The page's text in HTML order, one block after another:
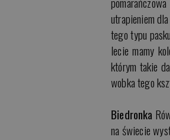
utrapieniem
tego typu
lecie mamy
którym takie
wobka tego
Biedronka
na świecie